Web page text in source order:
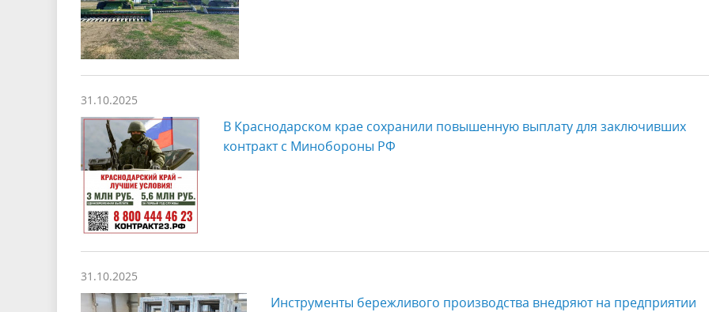
31.10.2025
В Краснодарском крае сохранили повышенную выплату для заключивших
контракт с Минобороны РФ
31.10.2025
Инструменты бережливого производства внедряют на предприятии